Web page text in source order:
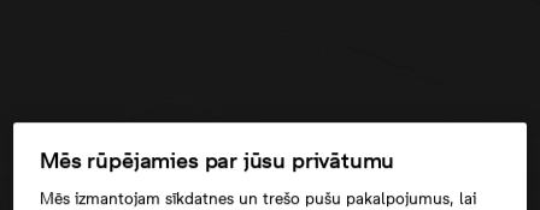
Mēs rūpējamies par jūsu privātumu
Mēs izmantojam sīkdatnes un trešo pušu pakalpojumus, lai